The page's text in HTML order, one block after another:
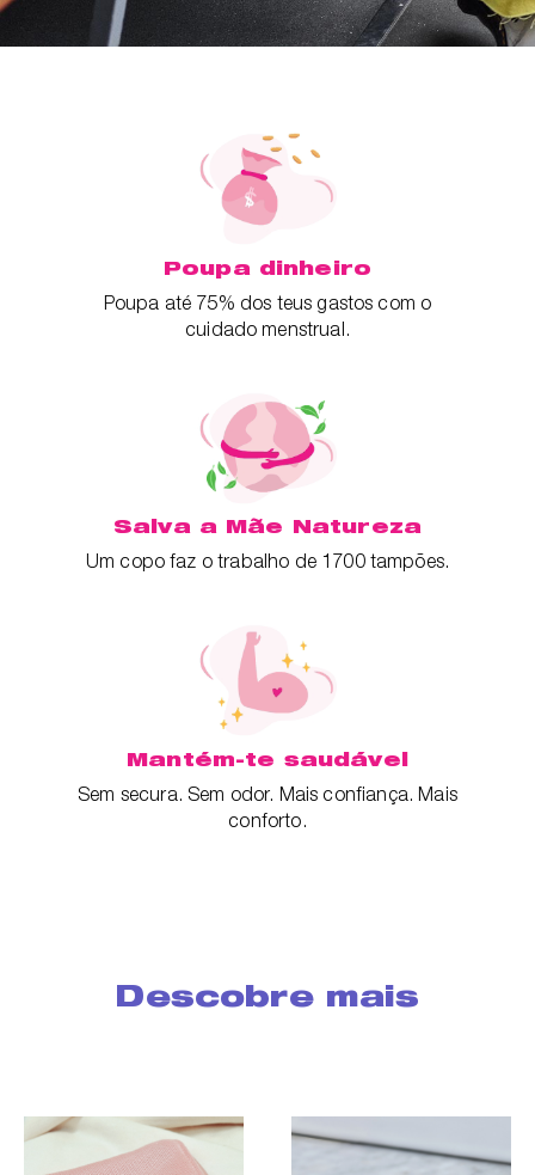
Poupa dinheiro
Poupa até 75% dos teus gastos com o
cuidado menstrual.
Salva a Mãe Natureza
Um copo faz o trabalho de 1700 tampões.
Mantém-te saudável
Sem secura. Sem odor. Mais confiança. Mais
conforto.
Descobre mais